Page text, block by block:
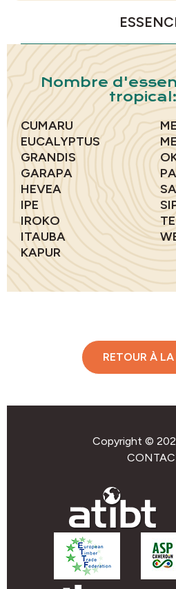
Nombre
CUMARU
EUCALYPTUS
GRANDIS
GARAPA
HEVEA
IPE
IROKO
ITAUBA
KAPUR
RETOUR À
Copyright ©